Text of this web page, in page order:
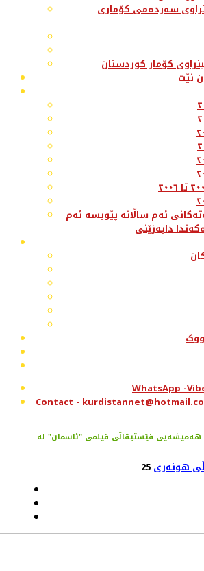
سەردەمی کۆماری
کۆمار کوردستان
نێت
ئەم ساڵانە پێویسە ئەم
دابەزێنی
WhatsApp -
Contact -
فێستیڤاڵی فیلمی "ئاسمان" لە
هونەری